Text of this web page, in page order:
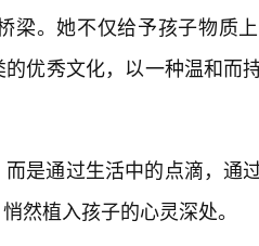
梁。她不仅给予孩子物质
优秀文化，以一种温和而
是通过生活中的点滴，通
然植入孩子的心灵深处。